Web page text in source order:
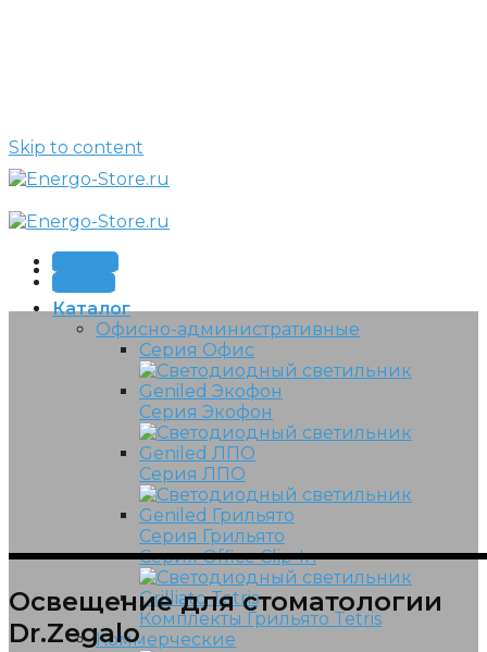
Skip to content
Каталог
Офисно-административные
Серия Офис
Серия Экофон
Серия ЛПО
Серия Грильято
Серия Office Clip-In
Комплекты Грильято Tetris
Коммерческие
Звонок
Заявка
Освещение для стоматологии
Dr.Zegalo